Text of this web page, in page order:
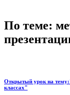
По теме:
Открытый урок на
классах"